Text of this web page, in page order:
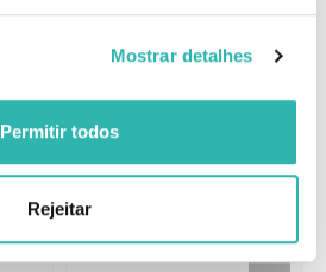
Mostrar detalhes
Permitir todos
Rejeitar
Melhor Preço
Vichy Stress Resist
Antitranspirante 72h 50ml